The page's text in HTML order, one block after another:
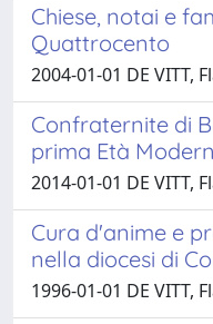
Chiese, notai e
Quattrocento
2004-01-01 DE VITT,
Confraternite di
prima Età
2014-01-01 DE VITT,
Cura d'anime e
nella diocesi di
1996-01-01 DE VITT,